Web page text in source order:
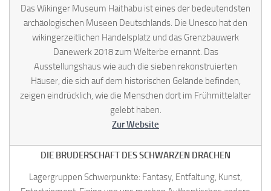
Das Wikinger Museum Haithabu ist eines der bedeutendsten
archäologischen Museen Deutschlands. Die Unesco hat den
wikingerzeitlichen Handelsplatz und das Grenzbauwerk
Danewerk 2018 zum Welterbe ernannt. Das
Ausstellungshaus wie auch die sieben rekonstruierten
Häuser, die sich auf dem historischen Gelände befinden,
zeigen eindrücklich, wie die Menschen dort im Frühmittelalter
gelebt haben.
Zur Website
DIE BRUDERSCHAFT DES SCHWARZEN DRACHEN
Lagergruppen Schwerpunkte: Fantasy, Entfaltung, Kunst,